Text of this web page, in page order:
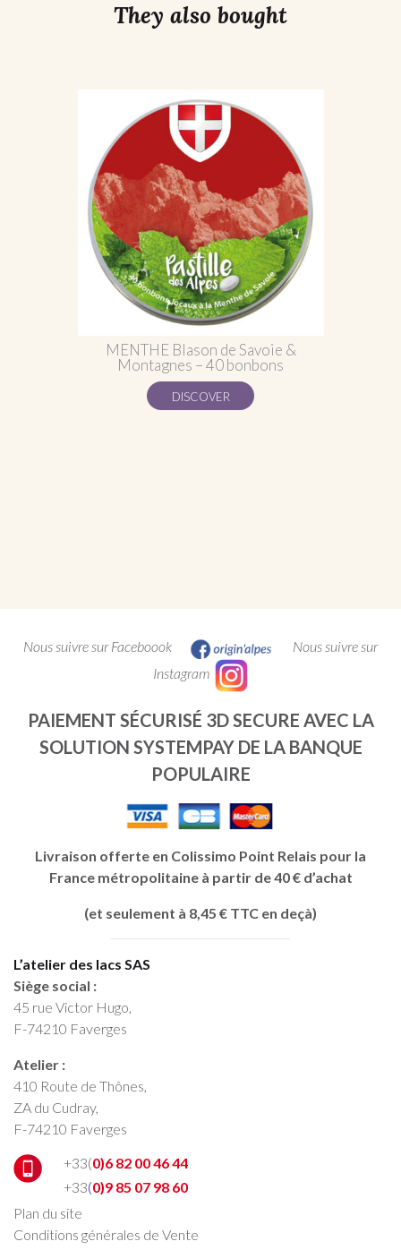
They also bought
MENTHE Blason de Savoie &
Montagnes – 40 bonbons
DISCOVER
Nous suivre sur Faceboook
Nous suivre sur
Instagram
PAIEMENT SÉCURISÉ 3D SECURE AVEC LA
SOLUTION SYSTEMPAY DE LA BANQUE
POPULAIRE
Livraison offerte en Colissimo Point Relais pour la
France métropolitaine à partir de 40 € d’achat
(et seulement à 8,45 € TTC en deçà)
L’atelier des lacs SAS
Siège social :
45 rue Victor Hugo,
F-74210 Faverges
Atelier :
410 Route de Thônes,
ZA du Cudray,
F-74210 Faverges
+33(0)6 82 00 46 44
+33(0)9 85 07 98 60
Plan du site
Conditions générales de Vente